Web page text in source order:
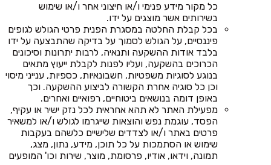
כל מקור מידע פנימי ו/או חיצוני אחר ו/או שימוש
בשירותים אשר מוצגים על ידו.
בכל קבלת החלטה במסגרת הפנית פרטי הגולש לגופים
פיננסיים, על הגולש לסמוך על בדיקה שהתבצעה על ידו
בלבד אודות ההשקעה ותנאיה, לרבות יתרונות וסיכונים
הכרוכים בהשקעה, ועליו לפנות לקבלת ייעוץ מתאים
בנוגע לסוגיות משפטיות, חשבונאיות, כספיות, ענייני מיסוי
וכן כל סוגיה אחרת הקשורה לביצוע ההשקעה. וכך
באופן דומה בנושאים ביטוחיים, רפואיים ואחרים.
מפעילת האתר לא תהא אחראית לכל נזק ישיר או עקיף,
הפסד, עוגמת נפש והוצאות שייגרמו לגולש ו/או למשאיר
פרטים באתר ו/או לצדדים שלישיים כלשהם בעקבות
שימוש או הסתמכות על כל תוכן, מידע, נתון, מצג,
תמונה, וידאו, אודיו, פרסומת, מוצר, שירות וכו' המופעים